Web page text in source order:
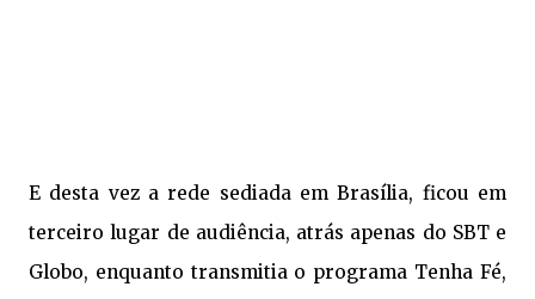
E desta vez a rede sediada em Brasília, ficou em
terceiro lugar de audiência, atrás apenas do SBT e
Globo, enquanto transmitia o programa Tenha Fé,